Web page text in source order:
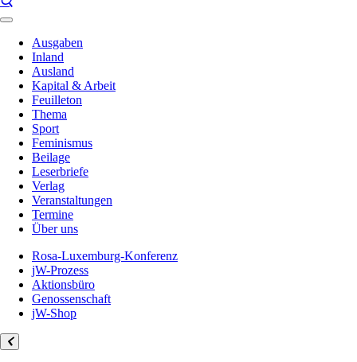
Ausgaben
Inland
Ausland
Kapital & Arbeit
Feuilleton
Thema
Sport
Feminismus
Beilage
Leserbriefe
Verlag
Veranstaltungen
Termine
Über uns
Rosa-Luxemburg-Konferenz
jW-Prozess
Aktionsbüro
Genossenschaft
jW-Shop